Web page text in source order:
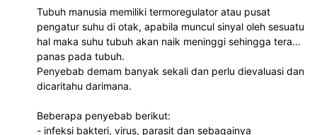
Tubuh manusia memiliki termoregulator atau pusat
pengatur suhu di otak, apabila muncul sinyal oleh sesuatu
hal maka suhu tubuh akan naik meninggi sehingga teraba
panas pada tubuh.
Penyebab demam banyak sekali dan perlu dievaluasi dan
dicaritahu darimana.
Beberapa penyebab berikut:
- infeksi bakteri, virus, parasit dan sebagainya